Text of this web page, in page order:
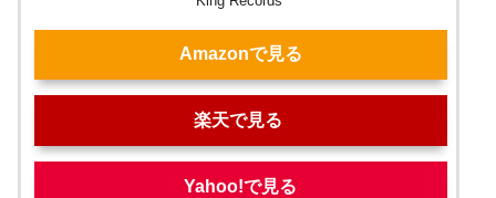
Amazonで見る
楽天で見る
Yahoo!で見る